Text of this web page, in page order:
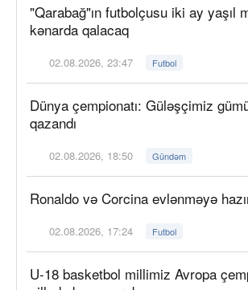
"Qarabağ"ın futbolçusu iki ay yaşıl
kənarda qalacaq
02.08.2026, 23:47 Futbol
Dünya çempionatı: Güləşçimiz
qazandı
02.08.2026, 18:50 Gündəm
Ronaldo və Corcina evlənməyə
02.08.2026, 17:24 Futbol
U-18 basketbol millimiz Avropa